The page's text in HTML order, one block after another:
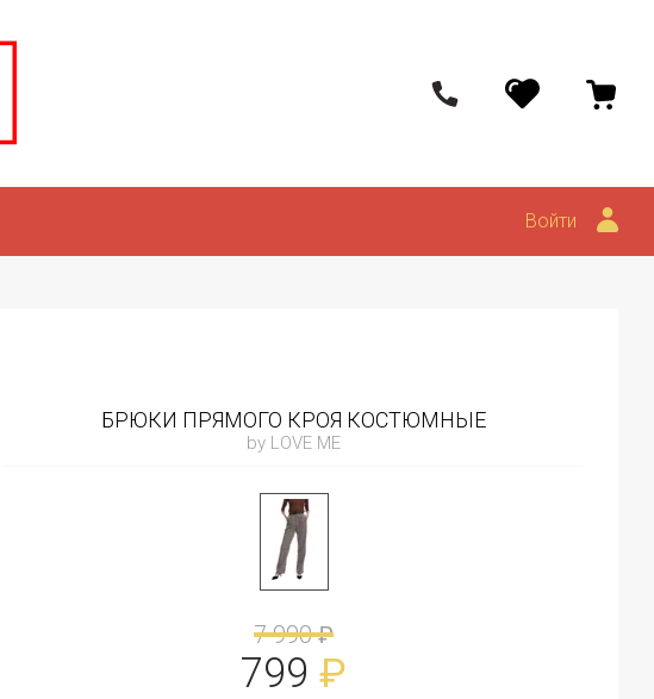
Войти
БРЮКИ ПРЯМОГО КРОЯ КОСТЮМНЫЕ
by LOVE ME
7 990 ₽
799 ₽